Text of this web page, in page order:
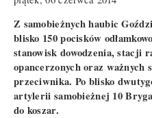
Z samobieżnych haubic
blisko 150 pocisków
stanowisk dowodzenia, stacji
opancerzonych oraz ważnych
przeciwnika. Po blisko
artylerii samobieżnej 10
do koszar.